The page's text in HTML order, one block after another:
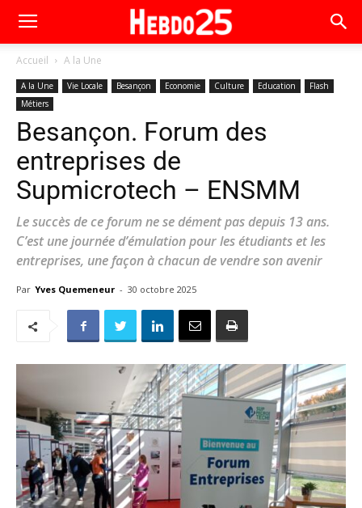
Accueil A la Une
A la Une Vie Locale Besançon Economie Culture Education
Flash
Métiers
Besançon. Forum des
entreprises de
Supmicrotech – ENSMM
Le succès de ce forum ne se dément pas depuis 13 ans.
C’est une journée d’émulation pour les étudiants et les
entreprises, une façon à chacun de vendre son avenir
Par Yves Quemeneur - 30 octobre 2025